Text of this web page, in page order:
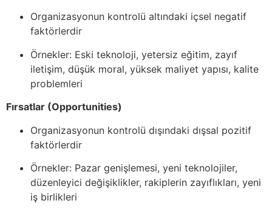
Organizasyonun kontrolü altındaki içsel negatif
faktörlerdir
Örnekler: Eski teknoloji, yetersiz eğitim, zayıf
iletişim, düşük moral, yüksek maliyet yapısı, kalite
problemleri
Fırsatlar (Opportunities)
Organizasyonun kontrolü dışındaki dışsal pozitif
faktörlerdir
Örnekler: Pazar genişlemesi, yeni teknolojiler,
düzenleyici değişiklikler, rakiplerin zayıflıkları, yeni
iş birlikleri